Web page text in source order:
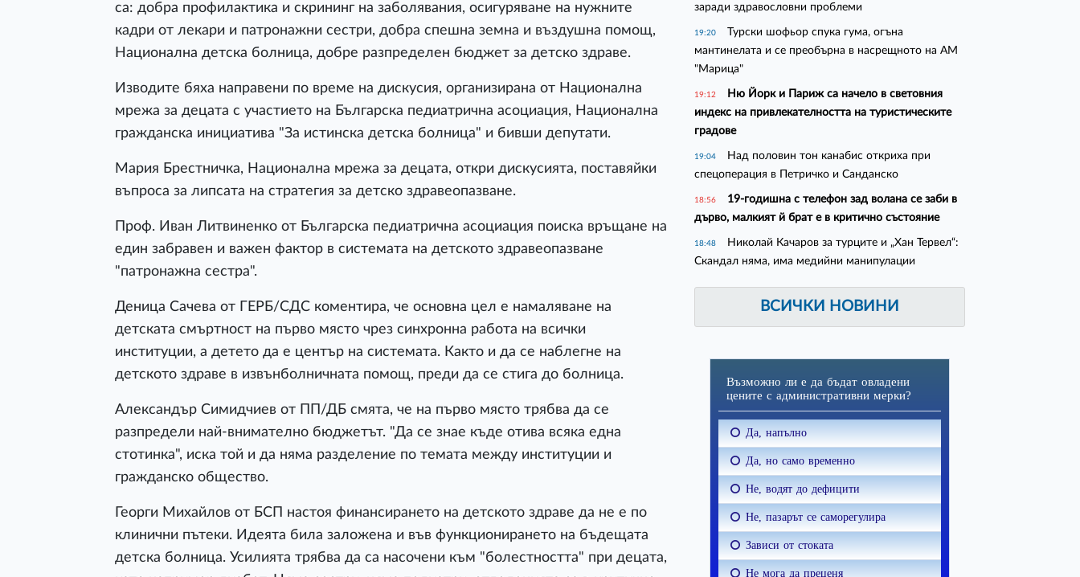
са: добра профилактика и скрининг на заболявания, осигуряване на нужните
кадри от лекари и патронажни сестри, добра спешна земна и въздушна помощ,
Национална детска болница, добре разпределен бюджет за детско здраве.
Изводите бяха направени по време на дискусия, организирана от Национална
мрежа за децата с участието на Българска педиатрична асоциация, Национална
гражданска инициатива "За истинска детска болница" и бивши депутати.
Мария Брестничка, Национална мрежа за децата, откри дискусията, поставяйки
въпроса за липсата на стратегия за детско здравеопазване.
Проф. Иван Литвиненко от Българска педиатрична асоциация поиска връщане на
един забравен и важен фактор в системата на детското здравеопазване
"патронажна сестра".
Деница Сачева от ГЕРБ/СДС коментира, че основна цел е намаляване на
детската смъртност на първо място чрез синхронна работа на всички
институции, а детето да е център на системата. Както и да се наблегне на
детското здраве в извънболничната помощ, преди да се стига до болница.
Александър Симидчиев от ПП/ДБ смята, че на първо място трябва да се
разпредели най-внимателно бюджетът. "Да се знае къде отива всяка една
стотинка", иска той и да няма разделение по темата между институции и
гражданско общество.
Георги Михайлов от БСП настоя финансирането на детското здраве да не е по
клинични пътеки. Идеята била заложена и във функционирането на бъдещата
детска болница. Усилията трябва да са насочени към "болестността" при децата,
заради здравословни проблеми
19:20
Турски шофьор спука гума, огъна
мантинелата и се преобърна в насрещното на АМ
"Марица"
19:12
Ню Йорк и Париж са начело в световния
индекс на привлекателността на туристическите
градове
19:04
Над половин тон канабис откриха при
спецоперация в Петричко и Санданско
18:56
19-годишна с телефон зад волана се заби в
дърво, малкият й брат е в критично състояние
18:48
Николай Качаров за турците и „Хан Тервел“:
Скандал няма, има медийни манипулации
ВСИЧКИ НОВИНИ